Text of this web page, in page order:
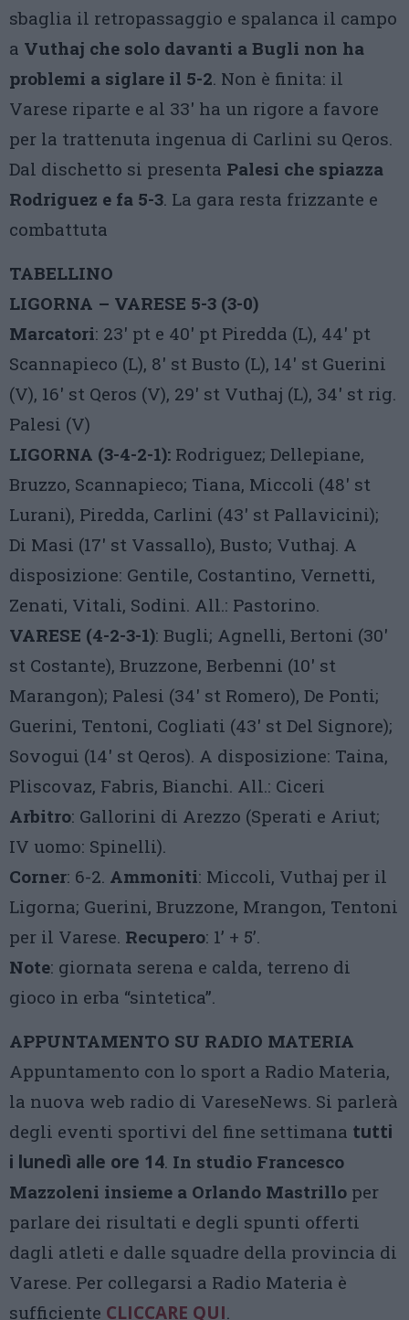
sbaglia il retropassaggio e spalanca il campo
a Vuthaj che solo davanti a Bugli non ha
problemi a siglare il 5-2. Non è finita: il
Varese riparte e al 33′ ha un rigore a favore
per la trattenuta ingenua di Carlini su Qeros.
Dal dischetto si presenta Palesi che spiazza
Rodriguez e fa 5-3. La gara resta frizzante e
combattuta
TABELLINO
LIGORNA – VARESE 5-3 (3-0)
Marcatori: 23′ pt e 40′ pt Piredda (L), 44′ pt
Scannapieco (L), 8′ st Busto (L), 14′ st Guerini
(V), 16′ st Qeros (V), 29′ st Vuthaj (L), 34′ st rig.
Palesi (V)
LIGORNA (3-4-2-1): Rodriguez; Dellepiane,
Bruzzo, Scannapieco; Tiana, Miccoli (48′ st
Lurani), Piredda, Carlini (43′ st Pallavicini);
Di Masi (17′ st Vassallo), Busto; Vuthaj. A
disposizione: Gentile, Costantino, Vernetti,
Zenati, Vitali, Sodini. All.: Pastorino.
VARESE (4-2-3-1): Bugli; Agnelli, Bertoni (30′
st Costante), Bruzzone, Berbenni (10′ st
Marangon); Palesi (34′ st Romero), De Ponti;
Guerini, Tentoni, Cogliati (43′ st Del Signore);
Sovogui (14′ st Qeros). A disposizione: Taina,
Pliscovaz, Fabris, Bianchi. All.: Ciceri
Arbitro: Gallorini di Arezzo (Sperati e Ariut;
IV uomo: Spinelli).
Corner: 6-2. Ammoniti: Miccoli, Vuthaj per il
Ligorna; Guerini, Bruzzone, Mrangon, Tentoni
per il Varese. Recupero: 1’ + 5’.
Note: giornata serena e calda, terreno di
gioco in erba “sintetica”.
APPUNTAMENTO SU RADIO MATERIA
Appuntamento con lo sport a Radio Materia,
la nuova web radio di VareseNews. Si parlerà
degli eventi sportivi del fine settimana tutti
i lunedì alle ore 14. In studio Francesco
Mazzoleni insieme a Orlando Mastrillo per
parlare dei risultati e degli spunti offerti
dagli atleti e dalle squadre della provincia di
Varese. Per collegarsi a Radio Materia è
sufficiente CLICCARE QUI.